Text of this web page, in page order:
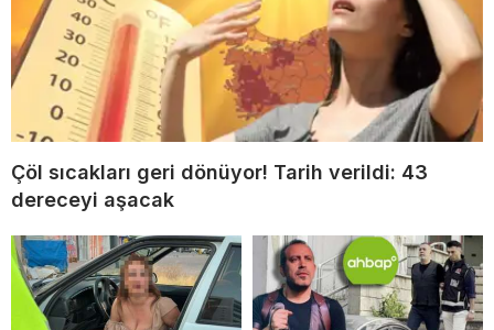
Çöl sıcakları geri dönüyor! Tarih verildi: 43
dereceyi aşacak